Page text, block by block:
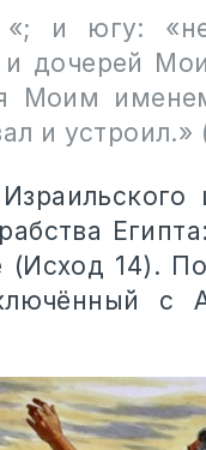
«; и югу:
дочерей
Моим
и устроил.»
14).
с